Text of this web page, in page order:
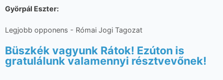
Györpál Eszter:
Legjobb opponens - Római Jogi Tagozat
Büszkék vagyunk Rátok! Ezúton is
gratulálunk valamennyi résztvevőnek!